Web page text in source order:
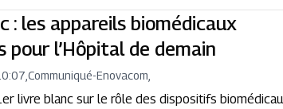
: les appareils biomédicaux
pour l’Hôpital de demain
,Communiqué-Enovacom,
livre blanc sur le rôle des dispositifs